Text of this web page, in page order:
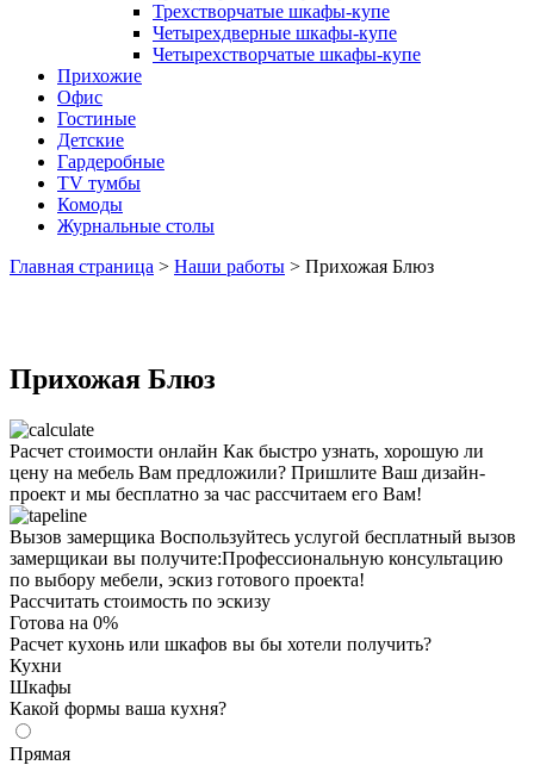
Трехстворчатые шкафы-купе
Четырехдверные шкафы-купе
Четырехстворчатые шкафы-купе
Прихожие
Офис
Гостиные
Детские
Гардеробные
TV тумбы
Комоды
Журнальные столы
Главная страница > Наши работы > Прихожая Блюз
Прихожая Блюз
Расчет стоимости онлайн Как быстро узнать, хорошую ли
цену на мебель Вам предложили? Пришлите Ваш дизайн-
проект и мы бесплатно за час рассчитаем его Вам!
Вызов замерщика Воспользуйтесь услугой бесплатный вызов
замерщикаи вы получите:Профессиональную консультацию
по выбору мебели, эскиз готового проекта!
Рассчитать стоимость по эскизу
Готова на 0%
Расчет кухонь или шкафов вы бы хотели получить?
Кухни
Шкафы
Какой формы ваша кухня?
Прямая